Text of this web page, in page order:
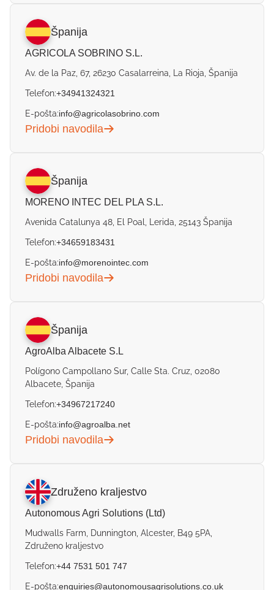
Španija
AGRICOLA SOBRINO S.L.
Av. de la Paz, 67, 26230 Casalarreina, La Rioja, Španija
Telefon:+34941324321
E-pošta:info@agricolasobrino.com
Pridobi navodila
Španija
MORENO INTEC DEL PLA S.L.
Avenida Catalunya 48, El Poal, Lerida, 25143 Španija
Telefon:+34659183431
E-pošta:info@morenointec.com
Pridobi navodila
Španija
AgroAlba Albacete S.L
Polígono Campollano Sur, Calle Sta. Cruz, 02080
Albacete, Španija
Telefon:+34967217240
E-pošta:info@agroalba.net
Pridobi navodila
Združeno kraljestvo
Autonomous Agri Solutions (Ltd)
Mudwalls Farm, Dunnington, Alcester, B49 5PA,
Združeno kraljestvo
Telefon:+44 7531 501 747
E-pošta:enquiries@autonomousagrisolutions.co.uk